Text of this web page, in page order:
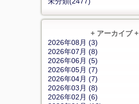
+ アーカイブ +
2026年08月 (3)
2026年07月 (8)
2026年06月 (5)
2026年05月 (7)
2026年04月 (7)
2026年03月 (8)
2026年02月 (6)